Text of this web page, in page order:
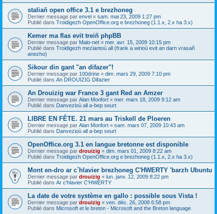
staliañ open office 3.1 e brezhoneg
Dernier message par envel « sam. mai 23, 2009 1:27 pm
Publié dans Troidigezh OpenOffice.org e brezhoneg (1.1.x, 2.x ha 3.x)
Kemer ma flas evit treiñ phpBB
Dernier message par Malo-net « mer. avr. 15, 2009 10:15 pm
Publié dans Troidigezh meziantoù all (frank a wirioù evit an darn vrasañ
anezho)
Sikour din gant "an difazer"!
Dernier message par 100drine « dim. mars 29, 2009 7:10 pm
Publié dans An DROUIZIG Difazier
An Drouizig war France 3 gant Red an Amzer
Dernier message par Alan Monfort « mer. mars 18, 2009 9:12 am
Publié dans Danvezioù all a-bep seurt
LIBRE EN FÊTE. 21 mars au Triskell de Ploeren
Dernier message par Alan Monfort « sam. mars 07, 2009 10:43 am
Publié dans Danvezioù all a-bep seurt
OpenOffice.org 3.1 en langue bretonne est disponible
Dernier message par drouizig « dim. mars 01, 2009 8:22 am
Publié dans Troidigezh OpenOffice.org e brezhoneg (1.1.x, 2.x ha 3.x)
Mont en-dro ar c´hlavier brezhoneg C'HWERTY 'barzh Ubuntu
Dernier message par drouizig « lun. janv. 12, 2009 8:22 pm
Publié dans Ar c'hlavier C'HWERTY
La date de votre système en gallo : possible sous Vista !
Dernier message par drouizig « ven. déc. 26, 2008 6:58 pm
Publié dans Microsoft et le breton - Microsoft and the Breton language